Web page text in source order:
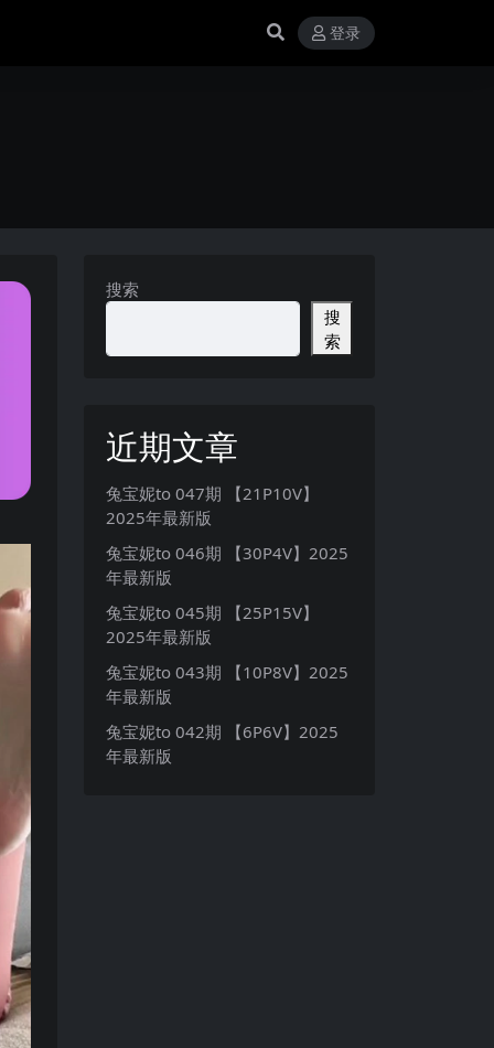
登录
搜索
搜
索
近期文章
兔宝妮to 047期 【21P10V】
2025年最新版
兔宝妮to 046期 【30P4V】2025
年最新版
兔宝妮to 045期 【25P15V】
2025年最新版
兔宝妮to 043期 【10P8V】2025
年最新版
兔宝妮to 042期 【6P6V】2025
年最新版